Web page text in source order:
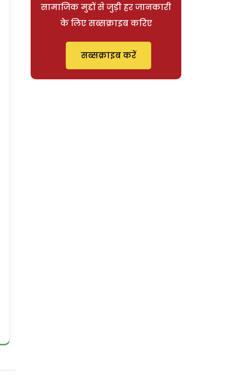
सामाजिक मुद्दों से जुड़ी हर जानकारी
के लिए सब्सक्राइब करिए
सब्सक्राइब करें